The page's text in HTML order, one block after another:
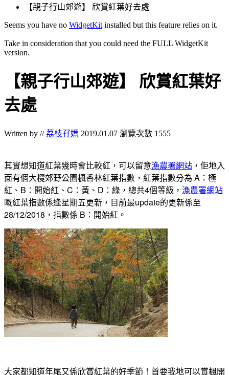
【親子行山郊遊】 欣賞紅葉好去處
Seems you have no WidgetKit installed but this feature relies on it.
Take in consideration that you could need the FULL WidgetKit
version.
【親子行山郊遊】 欣賞紅葉好
去處
Written by // 荔枝孖媽 2019.01.07 瀏覽次數 1555
其實想知道紅葉幾時會比較紅，可以留意漁農署網站 ，佢地入
面有個大欖郊野公園楓香林紅葉指數，紅葉指數分為 A：極
紅、B：開始紅、C：黃、D：綠，總共4個等級， 漁農署網站
嘅紅葉指數係逢星期五更新，目前最update的更新係至
28/12/2018，指數係 B：開始紅。
大家都知道年尾又係欣賞紅葉的好季節！首要我地可以賞楓開